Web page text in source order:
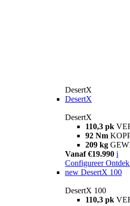
DesertX
DesertX
DesertX
110,3 pk
92 Nm
209 kg
Vanaf €19.990 i
Configureer
new DesertX 100
DesertX 100
110,3 pk